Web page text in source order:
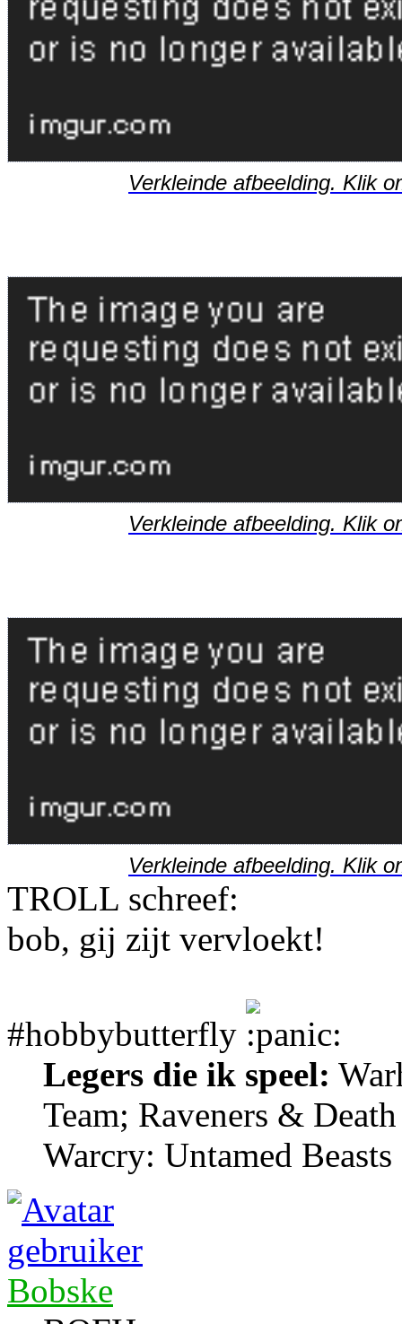
Verkleinde afbeelding. Klik
Verkleinde afbeelding. Klik
Verkleinde afbeelding. Klik
TROLL schreef:
bob, gij zijt vervloekt!
#hobbybutterfly
Legers die ik speel:
Team; Raveners &
Warcry: Untamed Beasts
Bobske